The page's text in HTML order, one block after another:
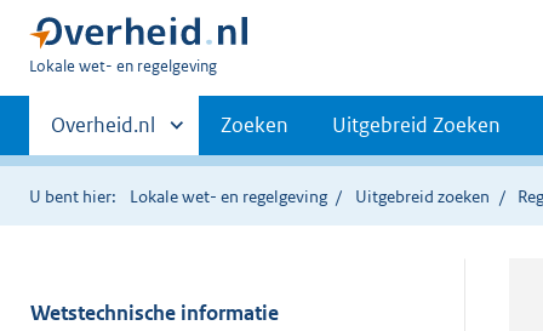
U
hier:
Lokale wet- en regelgeving
Primaire
navigatie
Andere
sites
binnen
Overheid.nl Zoeken Uitgebreid Zoeken
U bent hier: Lokale wet- en regelgeving Uitgebreid zoeken
Wetstechnische informatie